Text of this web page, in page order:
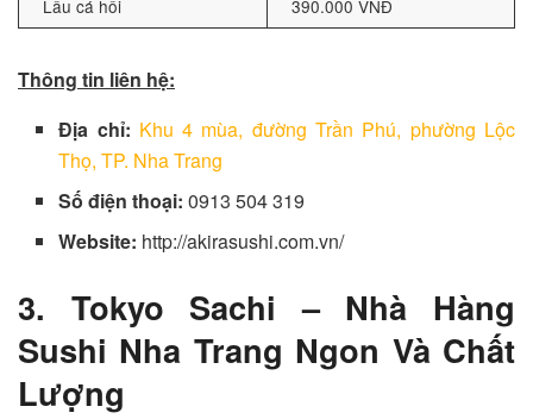
Lẩu cá hồi 390.000 VNĐ
Thông tin liên hệ:
Địa chỉ: Khu 4 mùa, đường Trần Phú, phường Lộc
Thọ, TP. Nha Trang
Số điện thoại:0913 504 319
Website: http://akirasushi.com.vn/
3. Tokyo Sachi – Nhà Hàng
Sushi Nha Trang Ngon Và Chất
Lượng